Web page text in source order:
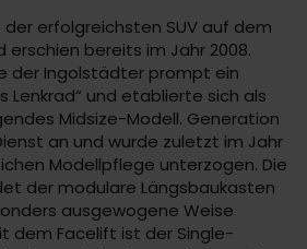
der erfolgreichsten SUV auf dem
erschien bereits im Jahr 2008.
der Ingolstädter prompt ein
Lenkrad“ und etablierte sich als
Midsize-Modell. Generation
an und wurde zuletzt im Jahr
Modellpflege unterzogen. Die
der modulare Längsbaukasten
ausgewogene Weise
dem Facelift ist der Single-